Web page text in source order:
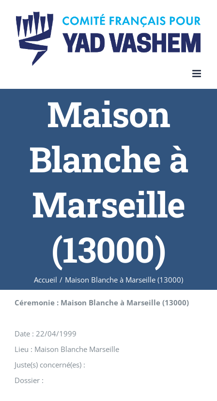
content
Maison
Blanche à
Marseille
(13000)
Accueil / Maison Blanche à Marseille (13000)
Céremonie : Maison Blanche à Marseille (13000)
Date : 22/04/1999
Lieu : Maison Blanche Marseille
Juste(s) concerné(es) :
Dossier :